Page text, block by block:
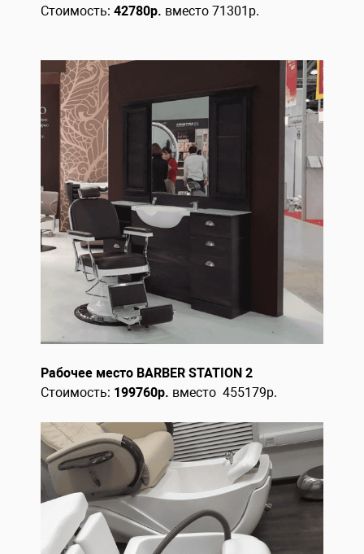
Стоимость: 42780р. вместо 71301р.
Рабочее место BARBER STATION 2
Стоимость: 199760р. вместо 455179р.